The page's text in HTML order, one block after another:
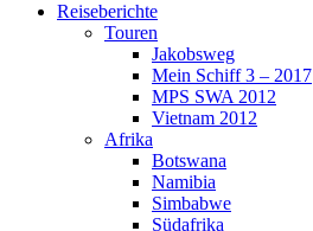
Reiseberichte
Touren
Jakobsweg
Mein Schiff 3 – 2017
MPS SWA 2012
Vietnam 2012
Afrika
Botswana
Namibia
Simbabwe
Südafrika